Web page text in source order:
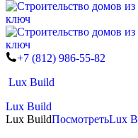
+7 (812) 986-55-82
Lux Build
Lux Build
Lux BuildПосмотретьLux